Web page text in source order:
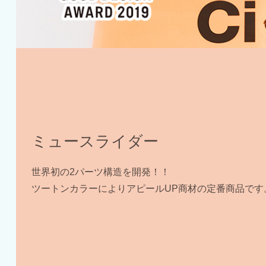
ミュースライダー
世界初の2パーツ構造を開発！！
ツートンカラーによりアピールUP商材の定番商品です